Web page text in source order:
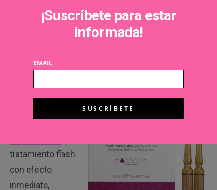
especiales o situaciones de fatiga
pasajera. También sirve como
a los cambios de estación o de estilo
Antienvejecimiento
tratamiento flash
con efecto
inmediato,
¡Suscríbete para estar
informada!
EMAIL